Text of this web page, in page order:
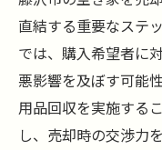
直結する重要なステ
では、購入希望者に
悪影響を及ぼす可能
用品回収を実施する
し、売却時の交渉力